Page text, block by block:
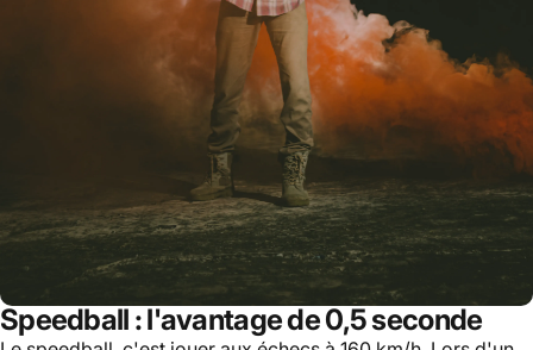
Speedball : l'avantage de 0,5 seconde